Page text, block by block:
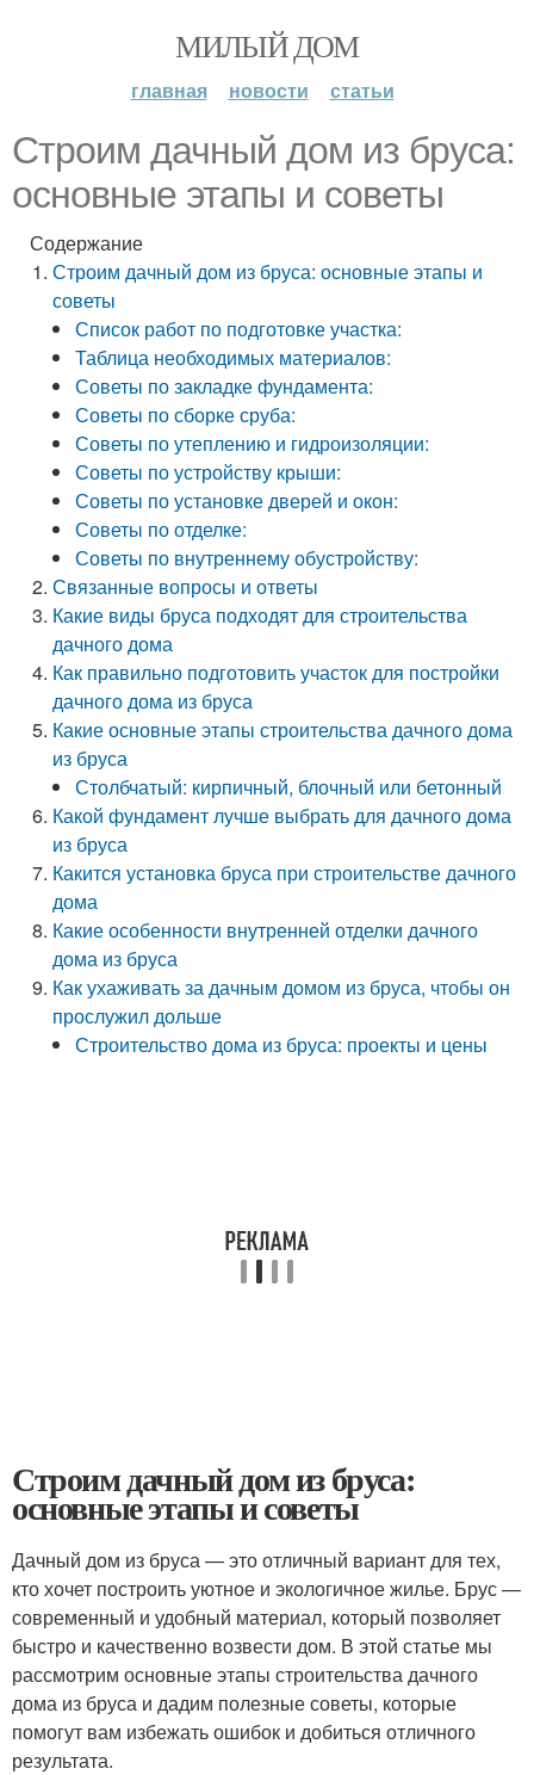
МИЛЫЙ ДОМ
главная новости статьи
Строим дачный дом из бруса:
основные этапы и советы
Содержание
Строим дачный дом из бруса: основные этапы и
советы
Список работ по подготовке участка:
Таблица необходимых материалов:
Советы по закладке фундамента:
Советы по сборке сруба:
Советы по утеплению и гидроизоляции:
Советы по устройству крыши:
Советы по установке дверей и окон:
Советы по отделке:
Советы по внутреннему обустройству:
Связанные вопросы и ответы
Какие виды бруса подходят для строительства
дачного дома
Как правильно подготовить участок для постройки
дачного дома из бруса
Какие основные этапы строительства дачного дома
из бруса
Столбчатый: кирпичный, блочный или бетонный
Какой фундамент лучше выбрать для дачного дома
из бруса
Какится установка бруса при строительстве дачного
дома
Какие особенности внутренней отделки дачного
дома из бруса
Как ухаживать за дачным домом из бруса, чтобы он
прослужил дольше
Строительство дома из бруса: проекты и цены
Строим дачный дом из бруса:
основные этапы и советы
Дачный дом из бруса — это отличный вариант для тех,
кто хочет построить уютное и экологичное жилье. Брус —
современный и удобный материал, который позволяет
быстро и качественно возвести дом. В этой статье мы
рассмотрим основные этапы строительства дачного
дома из бруса и дадим полезные советы, которые
помогут вам избежать ошибок и добиться отличного
результата.